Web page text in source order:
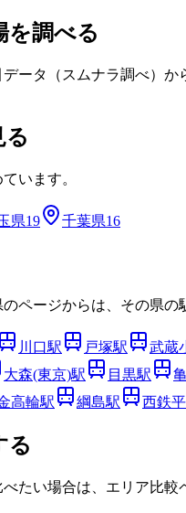
を調べる
ータ（スムナラ調べ）
る
います。
県19 千葉県16
ページからは、その県の
川口駅 戸塚駅
武蔵
大森(東京)駅 目黒駅
高輪駅 綱島駅 西鉄
る
たい場合は、エリア比較